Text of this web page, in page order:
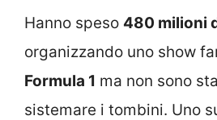
Hanno speso 480 milioni
organizzando uno show
Formula 1 ma non sono
sistemare i tombini. Uno